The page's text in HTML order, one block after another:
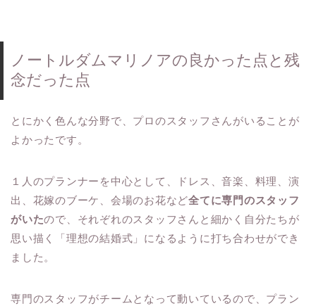
ノートルダムマリノアの良かった点と残
念だった点
とにかく色んな分野で、プロのスタッフさんがいることが
よかったです。
１人のプランナーを中心として、ドレス、音楽、料理、演
出、花嫁のブーケ、会場のお花など全てに専門のスタッフ
がいたので、それぞれのスタッフさんと細かく自分たちが
思い描く「理想の結婚式」になるように打ち合わせができ
ました。
専門のスタッフがチームとなって動いているので、プラン